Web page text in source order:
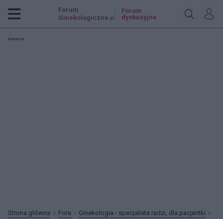
Forum
Ginekologiczne .pl
Forum
dyskusyjne
Reklama:
Strona główna Fora
Ginekologia - specjalista radzi, dla pacjentki